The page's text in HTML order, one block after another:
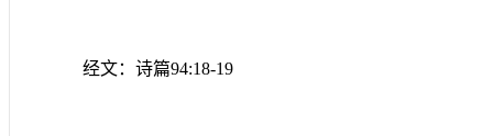
经文：诗篇94:18-19